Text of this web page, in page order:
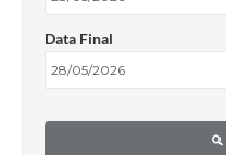
Data Final